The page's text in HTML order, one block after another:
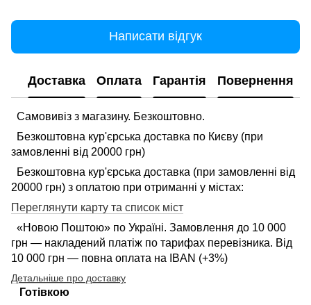
Написати відгук
Доставка Оплата Гарантія Повернення
Самовивіз з магазину. Безкоштовно.
Безкоштовна кур'єрська доставка по Києву (при
замовленні від 20000 грн)
Безкоштовна кур'єрська доставка (при замовленні від
20000 грн) з оплатою при отриманні у містах:
Переглянути карту та список міст
«Новою Поштою» по Україні. Замовлення до 10 000
грн — накладений платіж по тарифах перевізника. Від
10 000 грн — повна оплата на IBAN (+3%)
Детальніше про доставку
Готівкою